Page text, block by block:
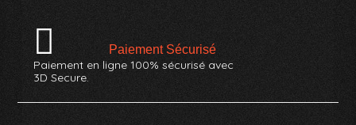
Paiement Sécurisé
Paiement en ligne 100% sécurisé avec
3D Secure.